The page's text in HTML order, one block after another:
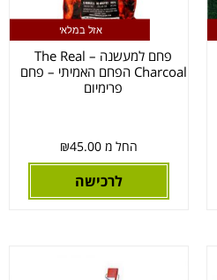
אזל במלאי
פחם למעשנה – The Real
Charcoal הפחם האמיתי – פחם
פרימיום
החל מ ₪45.00
לרכישה